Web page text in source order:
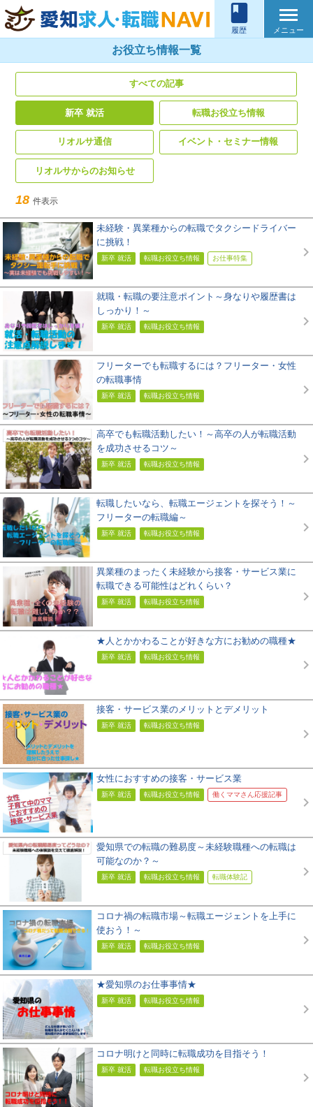
book
履歴 メニュー
お役立ち情報一覧
すべての記事
新卒 就活 転職お役立ち情報
リオルサ通信 イベント・セミナー情報
リオルサからのお知らせ
18 件表示
未経験・異業種からの転職でタクシードライバー
に挑戦！
新卒 就活 転職お役立ち情報 お仕事特集
就職・転職の要注意ポイント～身なりや履歴書は
しっかり！～
新卒 就活 転職お役立ち情報
フリーターでも転職するには？フリーター・女性
の転職事情
新卒 就活 転職お役立ち情報
高卒でも転職活動したい！～高卒の人が転職活動
を成功させるコツ～
新卒 就活 転職お役立ち情報
転職したいなら、転職エージェントを探そう！～
フリーターの転職編～
新卒 就活 転職お役立ち情報
異業種のまったく未経験から接客・サービス業に
転職できる可能性はどれくらい？
新卒 就活 転職お役立ち情報
★人とかかわることが好きな方にお勧めの職種★
新卒 就活 転職お役立ち情報
接客・サービス業のメリットとデメリット
新卒 就活 転職お役立ち情報
女性におすすめの接客・サービス業
新卒 就活 転職お役立ち情報 働くママさん応援記事
愛知県での転職の難易度～未経験職種への転職は
可能なのか？～
新卒 就活 転職お役立ち情報 転職体験記
コロナ禍の転職市場～転職エージェントを上手に
使おう！～
新卒 就活 転職お役立ち情報
★愛知県のお仕事事情★
新卒 就活 転職お役立ち情報
コロナ明けと同時に転職成功を目指そう！
新卒 就活 転職お役立ち情報